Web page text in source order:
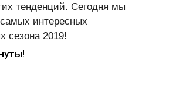
тенденций. Сегодня мы
интересных
сезона 2019!